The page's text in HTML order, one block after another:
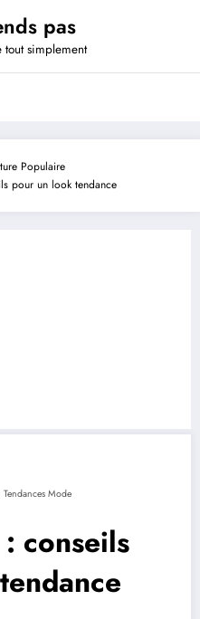
pas
simplement
Populaire
pour un look tendance
Tendances Mode
conseils